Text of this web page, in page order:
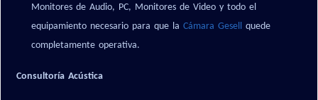
Monitores de Audio, PC, Monitores de Video y todo el
equipamiento necesario para que laCámara Gesell quede
completamente operativa.
Consultoría Acústica